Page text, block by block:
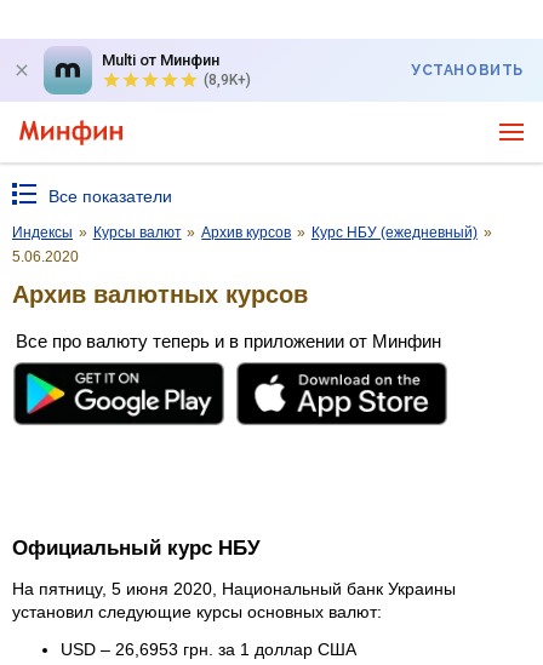
Multi от Минфин
(8,9K+)
УСТАНОВИТЬ
Все показатели
Индексы » Курсы валют » Архив курсов » Курс НБУ (ежедневный) »
5.06.2020
Архив валютных курсов
Все про валюту теперь и в приложении от Минфин
Официальный курс НБУ
На пятницу, 5 июня 2020, Национальный банк Украины
установил следующие курсы основных валют:
USD – 26,6953 грн. за 1 доллар США